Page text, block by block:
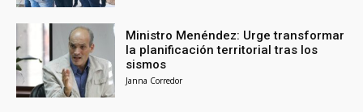
Ministro Menéndez: Urge transformar
la planificación territorial tras los
sismos
Janna Corredor